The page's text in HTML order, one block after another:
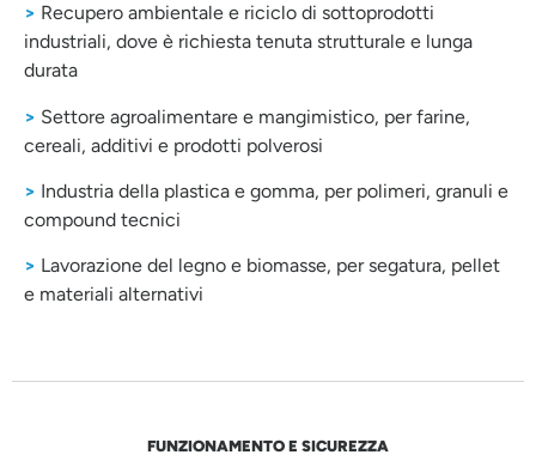
> Recupero ambientale e riciclo di sottoprodotti
industriali, dove è richiesta tenuta strutturale e lunga
durata
> Settore agroalimentare e mangimistico, per farine,
cereali, additivi e prodotti polverosi
> Industria della plastica e gomma, per polimeri, granuli e
compound tecnici
> Lavorazione del legno e biomasse, per segatura, pellet
e materiali alternativi
FUNZIONAMENTO E SICUREZZA